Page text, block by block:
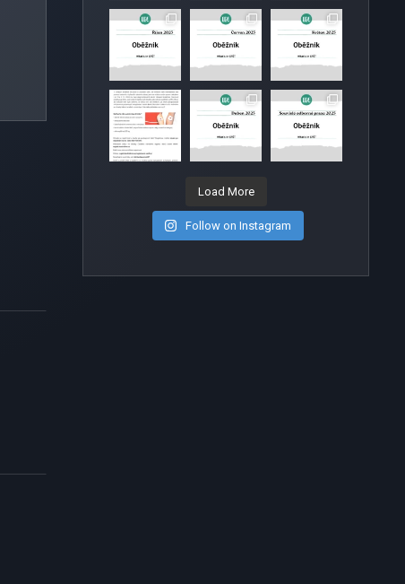
Load More
Follow on Instagram